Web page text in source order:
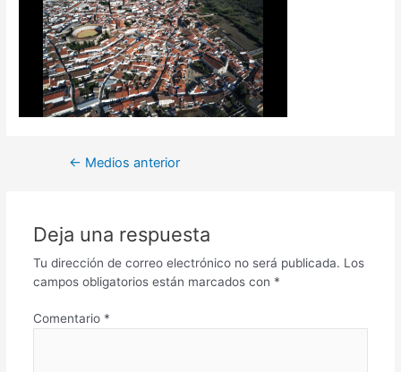
← Medios anterior
Deja una respuesta
Tu dirección de correo electrónico no será publicada. Los
campos obligatorios están marcados con *
Comentario *